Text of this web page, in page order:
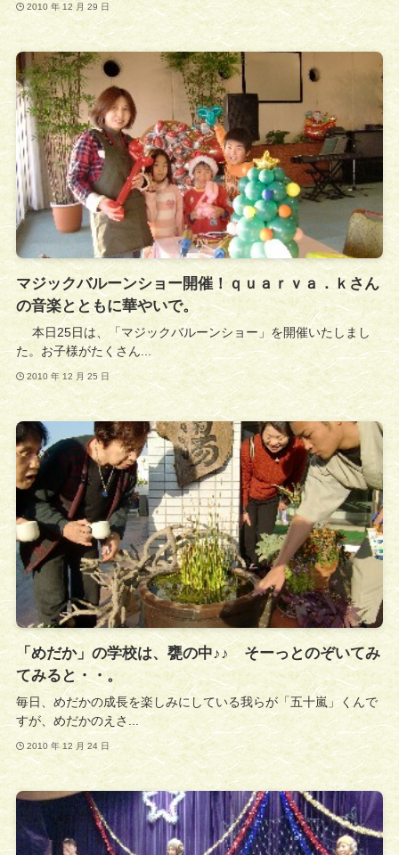
2010 年 12 月 29 日
マジックバルーンショー開催！ｑｕａｒｖａ．ｋさん
の音楽とともに華やいで。
本日25日は、「マジックバルーンショー」を開催いたしまし
た。お子様がたくさん...
2010 年 12 月 25 日
「めだか」の学校は、甕の中♪♪ そーっとのぞいてみ
てみると・・。
毎日、めだかの成長を楽しみにしている我らが「五十嵐」くんで
すが、めだかのえさ...
2010 年 12 月 24 日